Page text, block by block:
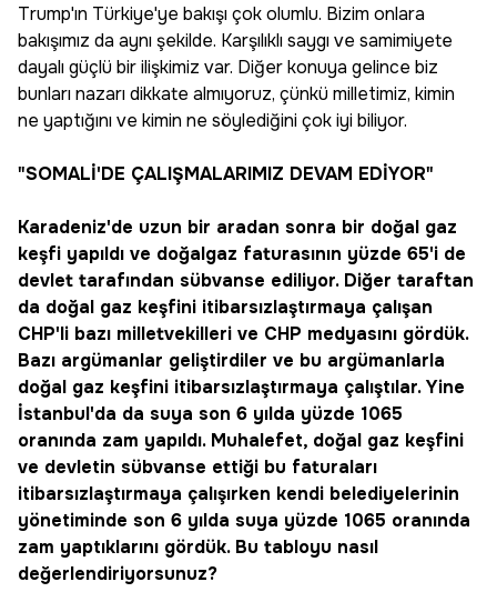
Trump'ın Türkiye'ye bakışı çok olumlu. Bizim onlara
bakışımız da aynı şekilde. Karşılıklı saygı ve samimiyete
dayalı güçlü bir ilişkimiz var. Diğer konuya gelince biz
bunları nazarı dikkate almıyoruz, çünkü milletimiz, kimin
ne yaptığını ve kimin ne söylediğini çok iyi biliyor.
"SOMALİ'DE ÇALIŞMALARIMIZ DEVAM EDİYOR"
Karadeniz'de uzun bir aradan sonra bir doğal gaz
keşfi yapıldı ve doğalgaz faturasının yüzde 65'i de
devlet tarafından sübvanse ediliyor. Diğer taraftan
da doğal gaz keşfini itibarsızlaştırmaya çalışan
CHP'li bazı milletvekilleri ve CHP medyasını gördük.
Bazı argümanlar geliştirdiler ve bu argümanlarla
doğal gaz keşfini itibarsızlaştırmaya çalıştılar. Yine
İstanbul'da da suya son 6 yılda yüzde 1065
oranında zam yapıldı. Muhalefet, doğal gaz keşfini
ve devletin sübvanse ettiği bu faturaları
itibarsızlaştırmaya çalışırken kendi belediyelerinin
yönetiminde son 6 yılda suya yüzde 1065 oranında
zam yaptıklarını gördük. Bu tabloyu nasıl
değerlendiriyorsunuz?